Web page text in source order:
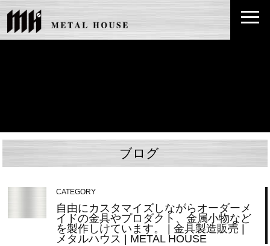
ブログ
CATEGORY
自由にカスタマイズしながらオーダーメ
イドの金具やプロダクト、金属小物など
を製作しけています。 | 金具製造販売 |
メタルハウス | METAL HOUSE